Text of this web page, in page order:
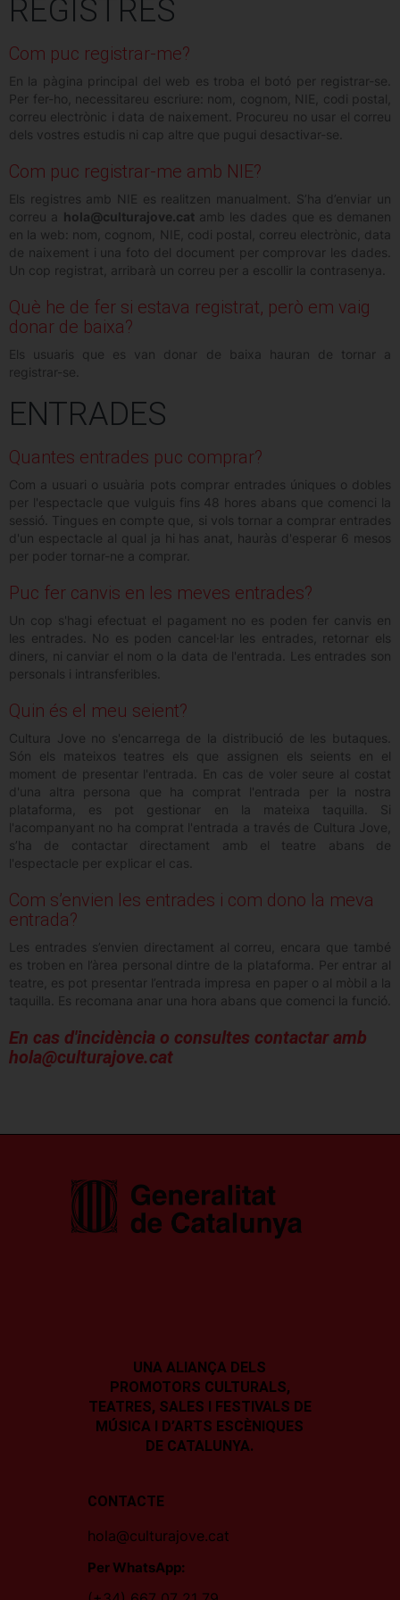
REGISTRES
Com puc registrar-me?
En la pàgina principal del web es troba el botó per registrar-se.
Per fer-ho, necessitareu escriure: nom, cognom, NIE, codi postal,
correu electrònic i data de naixement. Procureu no usar el correu
dels vostres estudis ni cap altre que pugui desactivar-se.
Com puc registrar-me amb NIE?
Els registres amb NIE es realitzen manualment. S’ha d’enviar un
correu a hola@culturajove.cat amb les dades que es demanen
en la web: nom, cognom, NIE, codi postal, correu electrònic, data
de naixement i una foto del document per comprovar les dades.
Un cop registrat, arribarà un correu per a escollir la contrasenya.
Què he de fer si estava registrat, però em vaig
donar de baixa?
Els usuaris que es van donar de baixa hauran de tornar a
registrar-se.
ENTRADES
Quantes entrades puc comprar?
Com a usuari o usuària pots comprar entrades úniques o dobles
per l'espectacle que vulguis fins 48 hores abans que comenci la
sessió. Tingues en compte que, si vols tornar a comprar entrades
d'un espectacle al qual ja hi has anat, hauràs d'esperar 6 mesos
per poder tornar-ne a comprar.
Puc fer canvis en les meves entrades?
Un cop s'hagi efectuat el pagament no es poden fer canvis en
les entrades. No es poden cancel·lar les entrades, retornar els
diners, ni canviar el nom o la data de l'entrada. Les entrades son
personals i intransferibles.
Quin és el meu seient?
Cultura Jove no s'encarrega de la distribució de les butaques.
Són els mateixos teatres els que assignen els seients en el
moment de presentar l'entrada. En cas de voler seure al costat
d'una altra persona que ha comprat l'entrada per la nostra
plataforma, es pot gestionar en la mateixa taquilla. Si
l'acompanyant no ha comprat l'entrada a través de Cultura Jove,
s’ha de contactar directament amb el teatre abans de
l'espectacle per explicar el cas.
Com s’envien les entrades i com dono la meva
entrada?
Les entrades s’envien directament al correu, encara que també
es troben en l’àrea personal dintre de la plataforma. Per entrar al
teatre, es pot presentar l’entrada impresa en paper o al mòbil a la
taquilla. Es recomana anar una hora abans que comenci la funció.
En cas d'incidència o consultes contactar amb
hola@culturajove.cat
UNA ALIANÇA DELS
PROMOTORS CULTURALS,
TEATRES, SALES I FESTIVALS DE
MÚSICA I D’ARTS ESCÈNIQUES
DE CATALUNYA.
CONTACTE
hola@culturajove.cat
Per WhatsApp: